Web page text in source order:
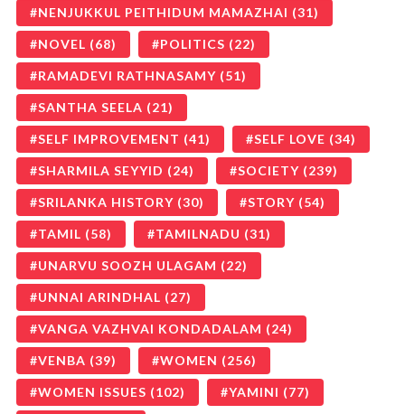
NENJUKKUL PEITHIDUM MAMAZHAI (31)
NOVEL (68) POLITICS (22)
RAMADEVI RATHNASAMY (51)
SANTHA SEELA (21)
SELF IMPROVEMENT (41) SELF LOVE (34)
SHARMILA SEYYID (24) SOCIETY (239)
SRILANKA HISTORY (30) STORY (54)
TAMIL (58) TAMILNADU (31)
UNARVU SOOZH ULAGAM (22)
UNNAI ARINDHAL (27)
VANGA VAZHVAI KONDADALAM (24)
VENBA (39) WOMEN (256)
WOMEN ISSUES (102) YAMINI (77)